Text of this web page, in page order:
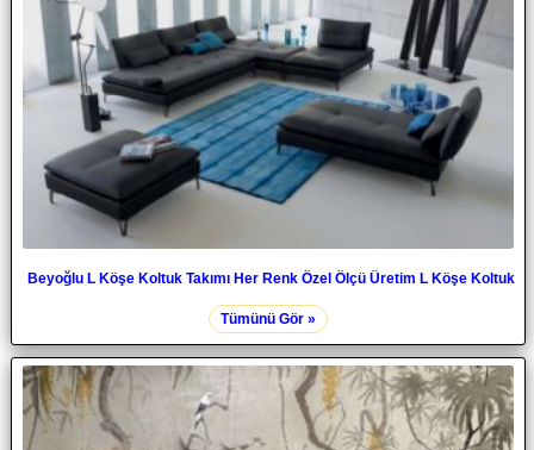
Beyoğlu L Köşe Koltuk Takımı Her Renk Özel Ölçü Üretim L Köşe Koltuk
Tümünü Gör »